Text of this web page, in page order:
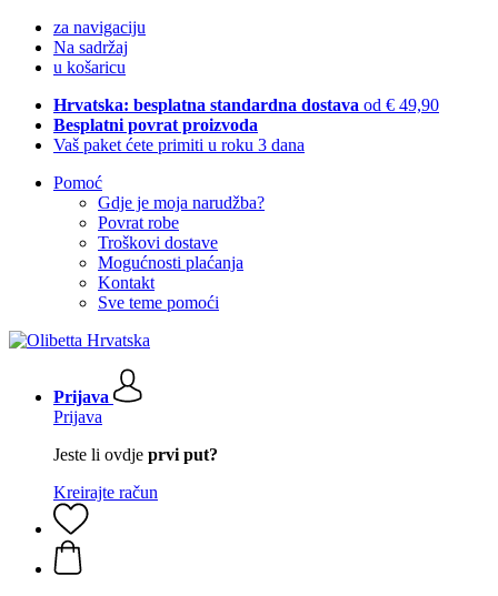
za navigaciju
Na sadržaj
u košaricu
Hrvatska: besplatna standardna dostava od € 49,90
Besplatni povrat proizvoda
Vaš paket ćete primiti u roku 3 dana
Pomoć
Gdje je moja narudžba?
Povrat robe
Troškovi dostave
Mogućnosti plaćanja
Kontakt
Sve teme pomoći
Prijava
Prijava
Jeste li ovdje prvi put?
Kreirajte račun